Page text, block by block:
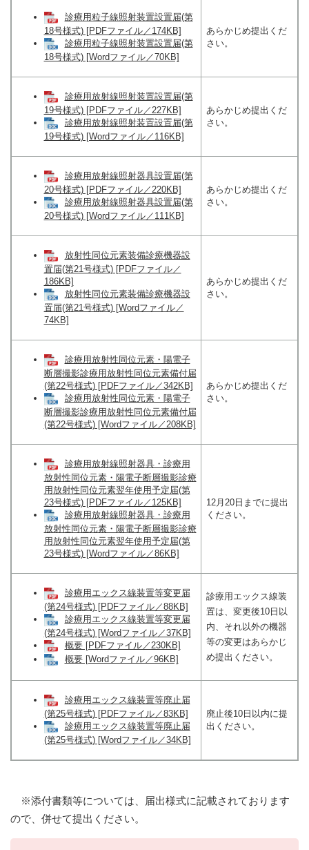
診療用粒子線照射装置設置届(第
18号様式) [PDFファイル／174KB]
診療用粒子線照射装置設置届(第
18号様式) [Wordファイル／70KB]
あらかじめ提出くだ
さい。
診療用放射線照射装置設置届(第
19号様式) [PDFファイル／227KB]
診療用放射線照射装置設置届(第
19号様式) [Wordファイル／116KB]
あらかじめ提出くだ
さい。
診療用放射線照射器具設置届(第
20号様式) [PDFファイル／220KB]
診療用放射線照射器具設置届(第
20号様式) [Wordファイル／111KB]
あらかじめ提出くだ
さい。
放射性同位元素装備診療機器設
置届(第21号様式) [PDFファイル／
186KB]
放射性同位元素装備診療機器設
置届(第21号様式) [Wordファイル／
74KB]
あらかじめ提出くだ
さい。
診療用放射性同位元素・陽電子
断層撮影診療用放射性同位元素備付届
(第22号様式) [PDFファイル／342KB]
診療用放射性同位元素・陽電子
断層撮影診療用放射性同位元素備付届
(第22号様式) [Wordファイル／208KB]
あらかじめ提出くだ
さい。
診療用放射線照射器具・診療用
放射性同位元素・陽電子断層撮影診療
用放射性同位元素翌年使用予定届(第
23号様式) [PDFファイル／125KB]
診療用放射線照射器具・診療用
放射性同位元素・陽電子断層撮影診療
用放射性同位元素翌年使用予定届(第
23号様式) [Wordファイル／86KB]
12月20日までに提出
ください。
診療用エックス線装置等変更届
(第24号様式) [PDFファイル／88KB]
診療用エックス線装置等変更届
(第24号様式) [Wordファイル／37KB]
概要 [PDFファイル／230KB]
概要 [Wordファイル／96KB]
診療用エックス線装
置は、変更後10日以
内、それ以外の機器
等の変更はあらかじ
め提出ください。
診療用エックス線装置等廃止届
(第25号様式) [PDFファイル／83KB]
診療用エックス線装置等廃止届
(第25号様式) [Wordファイル／34KB]
廃止後10日以内に提
出ください。
※添付書類等については、届出様式に記載されております
ので、併せて提出ください。